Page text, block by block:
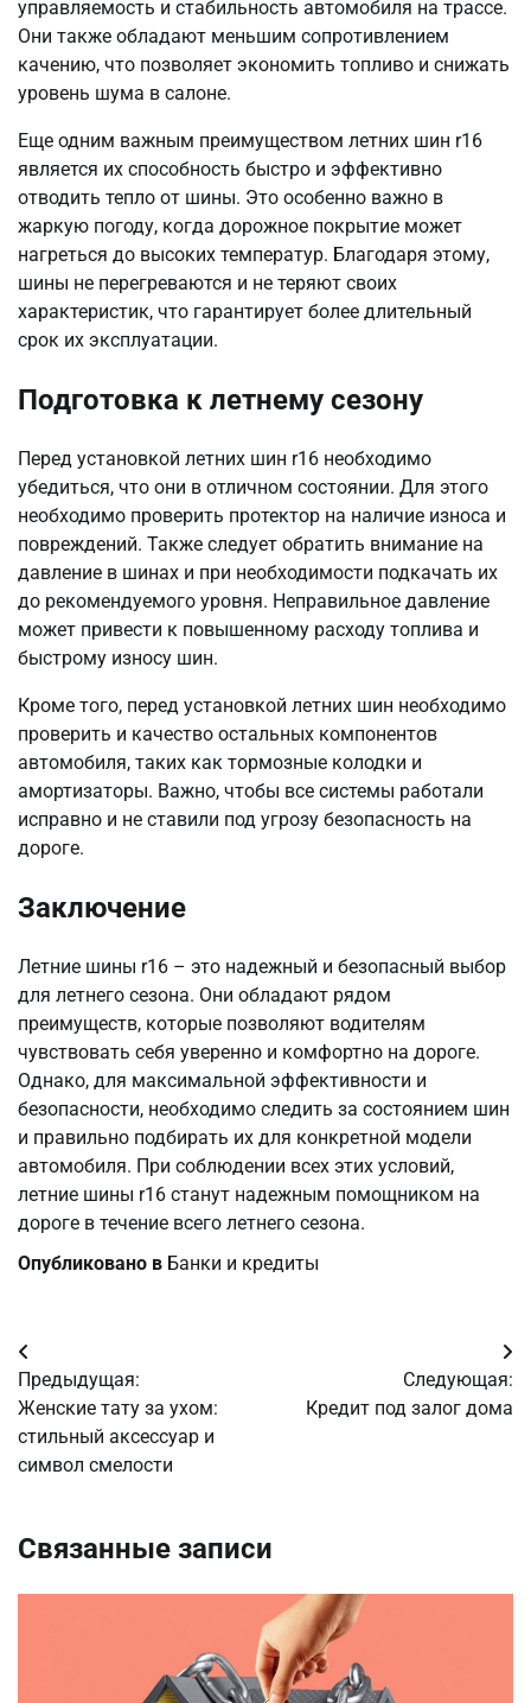
управляемость и стабильность автомобиля на трассе.
Они также обладают меньшим сопротивлением
качению, что позволяет экономить топливо и снижать
уровень шума в салоне.
Еще одним важным преимуществом летних шин r16
является их способность быстро и эффективно
отводить тепло от шины. Это особенно важно в
жаркую погоду, когда дорожное покрытие может
нагреться до высоких температур. Благодаря этому,
шины не перегреваются и не теряют своих
характеристик, что гарантирует более длительный
срок их эксплуатации.
Подготовка к летнему сезону
Перед установкой летних шин r16 необходимо
убедиться, что они в отличном состоянии. Для этого
необходимо проверить протектор на наличие износа и
повреждений. Также следует обратить внимание на
давление в шинах и при необходимости подкачать их
до рекомендуемого уровня. Неправильное давление
может привести к повышенному расходу топлива и
быстрому износу шин.
Кроме того, перед установкой летних шин необходимо
проверить и качество остальных компонентов
автомобиля, таких как тормозные колодки и
амортизаторы. Важно, чтобы все системы работали
исправно и не ставили под угрозу безопасность на
дороге.
Заключение
Летние шины r16 – это надежный и безопасный выбор
для летнего сезона. Они обладают рядом
преимуществ, которые позволяют водителям
чувствовать себя уверенно и комфортно на дороге.
Однако, для максимальной эффективности и
безопасности, необходимо следить за состоянием шин
и правильно подбирать их для конкретной модели
автомобиля. При соблюдении всех этих условий,
летние шины r16 станут надежным помощником на
дороге в течение всего летнего сезона.
Опубликовано в Банки и кредиты
Навигация
по
записям
Предыдущая:
Женские тату за ухом:
стильный аксессуар и
символ смелости
Следующая:
Кредит под залог дома
Связанные записи